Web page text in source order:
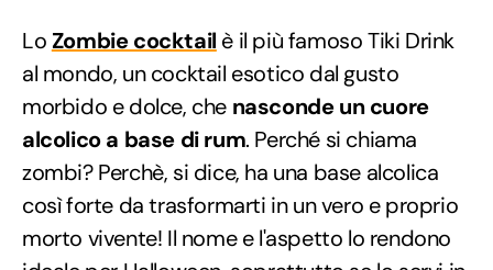
Lo Zombie cocktail è il più famoso Tiki Drink
al mondo, un cocktail esotico dal gusto
morbido e dolce, che nasconde un cuore
alcolico a base di rum. Perché si chiama
zombi? Perchè, si dice, ha una base alcolica
così forte da trasformarti in un vero e proprio
morto vivente! Il nome e l'aspetto lo rendono